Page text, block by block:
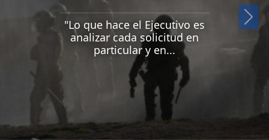
"Lo que hace el Ejecutivo es
analizar cada solicitud en
particular y en...